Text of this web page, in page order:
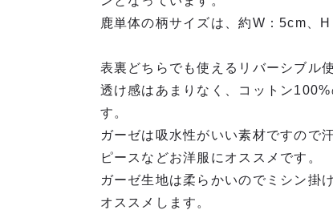
鹿単体の柄サイズは、約W：5cm、
表裏どちらでも使えるリバーシブル
透け感はあまりなく、コットン
す。
ガーゼは吸水性がいい素材ですので
ピースなどお洋服にオススメです。
ガーゼ生地は柔らかいのでミシン掛
オススメします。